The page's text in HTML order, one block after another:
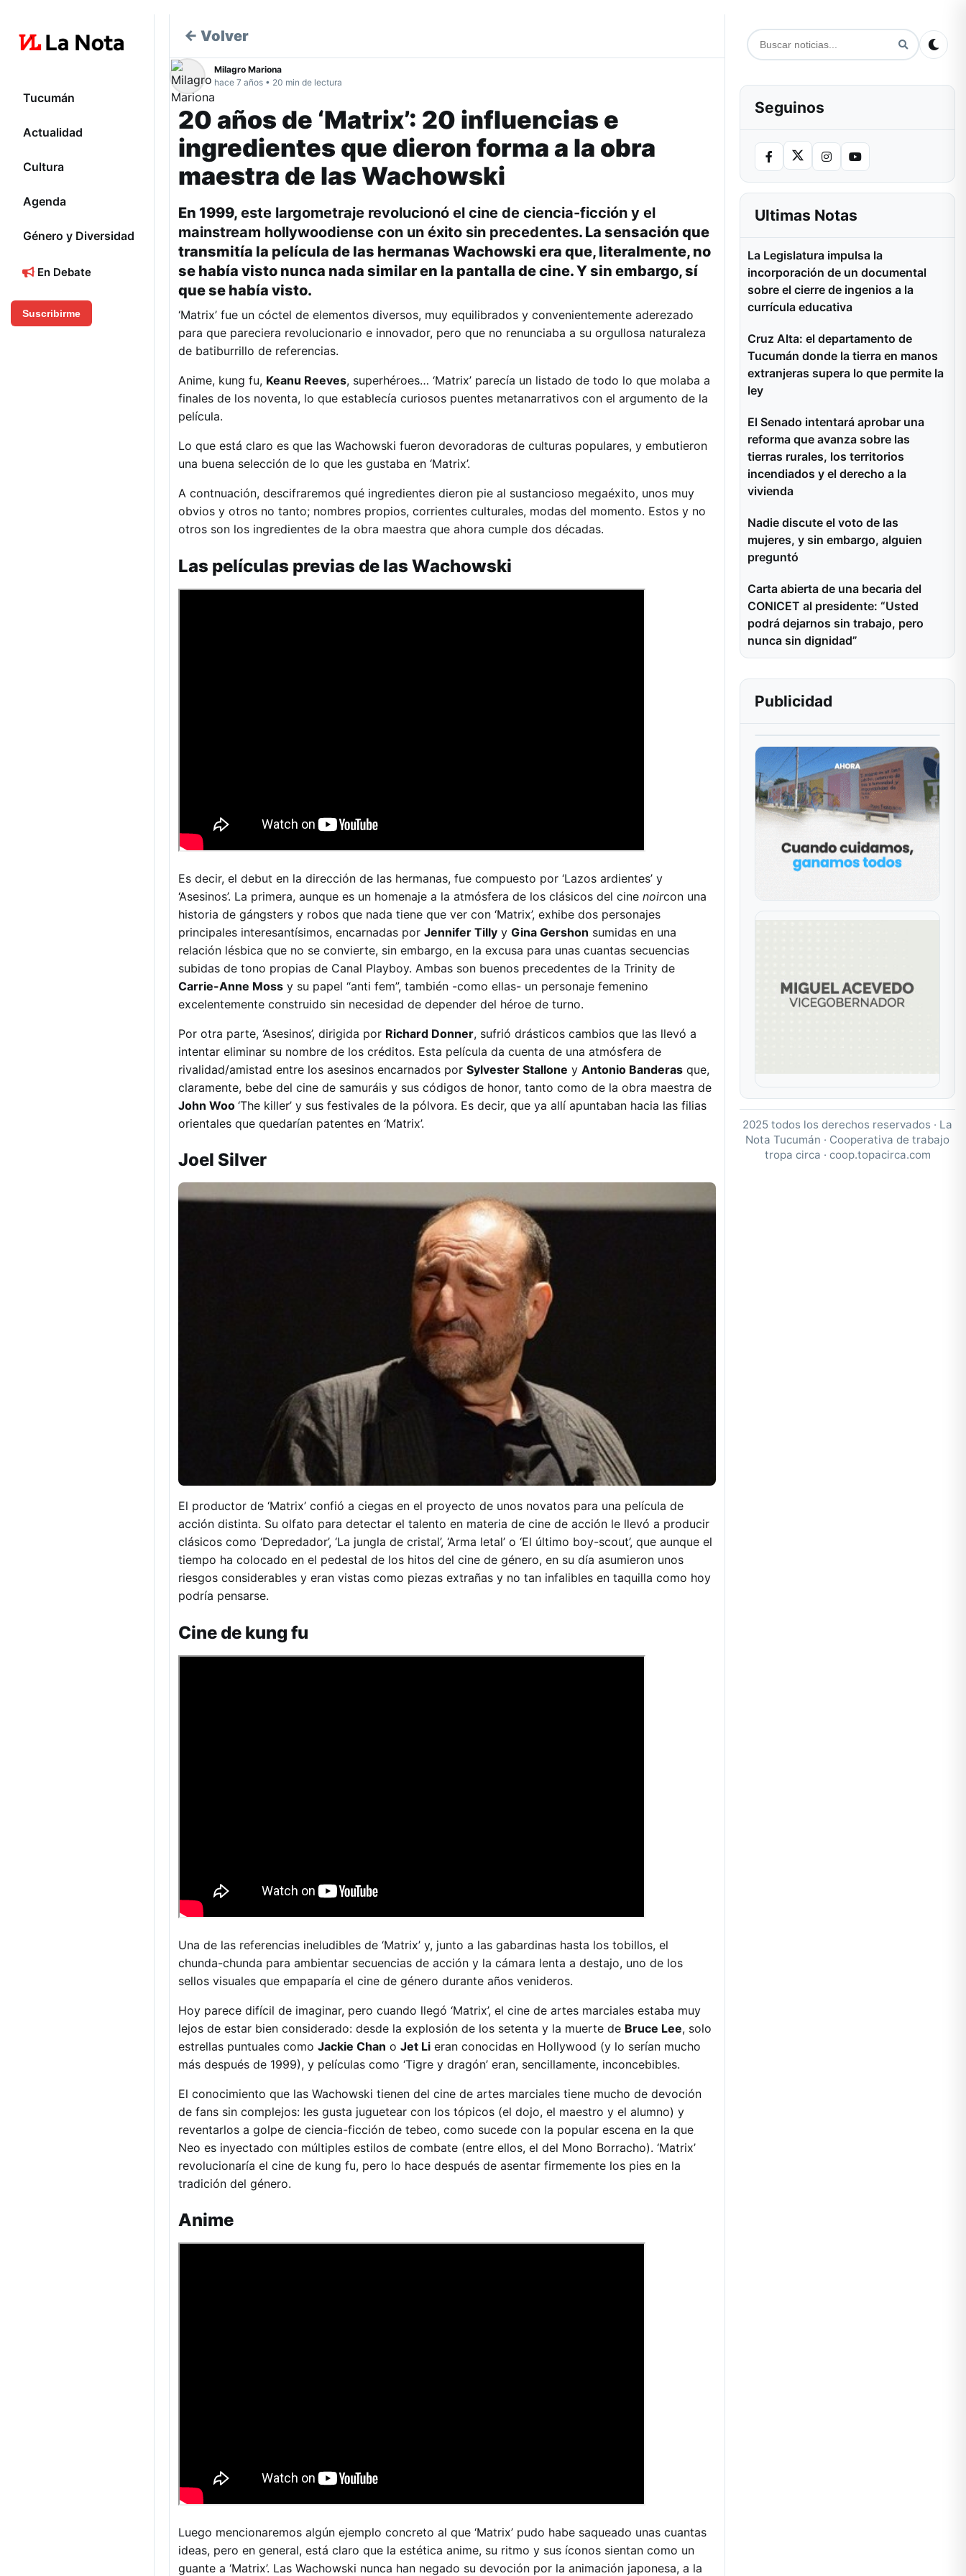
Tucumán
Actualidad
Cultura
Agenda
Género y Diversidad
En Debate
Suscribirme
← Volver
Milagro Mariona
hace 7 años • 20 min de lectura
20 años de ‘Matrix’: 20 influencias e
ingredientes que dieron forma a la obra
maestra de las Wachowski
En 1999, este largometraje revolucionó el cine de ciencia-ficción y el
mainstream hollywoodiense con un éxito sin precedentes. La sensación que
transmitía la película de las hermanas Wachowski era que, literalmente, no
se había visto nunca nada similar en la pantalla de cine. Y sin embargo, sí
que se había visto.
‘Matrix’ fue un cóctel de elementos diversos, muy equilibrados y convenientemente aderezado
para que pareciera revolucionario e innovador, pero que no renunciaba a su orgullosa naturaleza
de batiburrillo de referencias.
Anime, kung fu, Keanu Reeves, superhéroes… ‘Matrix’ parecía un listado de todo lo que molaba a
finales de los noventa, lo que establecía curiosos puentes metanarrativos con el argumento de la
película.
Lo que está claro es que las Wachowski fueron devoradoras de culturas populares, y embutieron
una buena selección de lo que les gustaba en ‘Matrix’.
A contnuación, descifraremos qué ingredientes dieron pie al sustancioso megaéxito, unos muy
obvios y otros no tanto; nombres propios, corrientes culturales, modas del momento. Estos y no
otros son los ingredientes de la obra maestra que ahora cumple dos décadas.
Las películas previas de las Wachowski
Es decir, el debut en la dirección de las hermanas, fue compuesto por ‘Lazos ardientes’ y
‘Asesinos’. La primera, aunque es un homenaje a la atmósfera de los clásicos del cine noircon una
historia de gángsters y robos que nada tiene que ver con ‘Matrix’, exhibe dos personajes
principales interesantísimos, encarnadas por Jennifer Tilly y Gina Gershon sumidas en una
relación lésbica que no se convierte, sin embargo, en la excusa para unas cuantas secuencias
subidas de tono propias de Canal Playboy. Ambas son buenos precedentes de la Trinity de
Carrie-Anne Moss y su papel “anti fem”, también -como ellas- un personaje femenino
excelentemente construido sin necesidad de depender del héroe de turno.
Por otra parte, ‘Asesinos’, dirigida por Richard Donner, sufrió drásticos cambios que las llevó a
intentar eliminar su nombre de los créditos. Esta película da cuenta de una atmósfera de
rivalidad/amistad entre los asesinos encarnados por Sylvester Stallone y Antonio Banderas que,
claramente, bebe del cine de samuráis y sus códigos de honor, tanto como de la obra maestra de
John Woo ‘The killer’ y sus festivales de la pólvora. Es decir, que ya allí apuntaban hacia las filias
orientales que quedarían patentes en ‘Matrix’.
Joel Silver
El productor de ‘Matrix’ confió a ciegas en el proyecto de unos novatos para una película de
acción distinta. Su olfato para detectar el talento en materia de cine de acción le llevó a producir
clásicos como ‘Depredador’, ‘La jungla de cristal’, ‘Arma letal’ o ‘El último boy-scout’, que aunque el
tiempo ha colocado en el pedestal de los hitos del cine de género, en su día asumieron unos
riesgos considerables y eran vistas como piezas extrañas y no tan infalibles en taquilla como hoy
podría pensarse.
Cine de kung fu
Una de las referencias ineludibles de ‘Matrix’ y, junto a las gabardinas hasta los tobillos, el
chunda-chunda para ambientar secuencias de acción y la cámara lenta a destajo, uno de los
sellos visuales que empaparía el cine de género durante años venideros.
Hoy parece difícil de imaginar, pero cuando llegó ‘Matrix’, el cine de artes marciales estaba muy
lejos de estar bien considerado: desde la explosión de los setenta y la muerte de Bruce Lee, solo
estrellas puntuales como Jackie Chan o Jet Li eran conocidas en Hollywood (y lo serían mucho
más después de 1999), y películas como ‘Tigre y dragón’ eran, sencillamente, inconcebibles.
El conocimiento que las Wachowski tienen del cine de artes marciales tiene mucho de devoción
de fans sin complejos: les gusta juguetear con los tópicos (el dojo, el maestro y el alumno) y
reventarlos a golpe de ciencia-ficción de tebeo, como sucede con la popular escena en la que
Neo es inyectado con múltiples estilos de combate (entre ellos, el del Mono Borracho). ‘Matrix’
revolucionaría el cine de kung fu, pero lo hace después de asentar firmemente los pies en la
tradición del género.
Anime
Luego mencionaremos algún ejemplo concreto al que ‘Matrix’ pudo habe saqueado unas cuantas
ideas, pero en general, está claro que la estética anime, su ritmo y sus íconos sientan como un
guante a ‘Matrix’. Las Wachowski nunca han negado su devoción por la animación japonesa, a la
Seguinos
Ultimas Notas
La Legislatura impulsa la
incorporación de un documental
sobre el cierre de ingenios a la
currícula educativa
Cruz Alta: el departamento de
Tucumán donde la tierra en manos
extranjeras supera lo que permite la
ley
El Senado intentará aprobar una
reforma que avanza sobre las
tierras rurales, los territorios
incendiados y el derecho a la
vivienda
Nadie discute el voto de las
mujeres, y sin embargo, alguien
preguntó
Carta abierta de una becaria del
CONICET al presidente: “Usted
podrá dejarnos sin trabajo, pero
nunca sin dignidad”
Publicidad
2025 todos los derechos reservados · La
Nota Tucumán · Cooperativa de trabajo
tropa circa · coop.topacirca.com